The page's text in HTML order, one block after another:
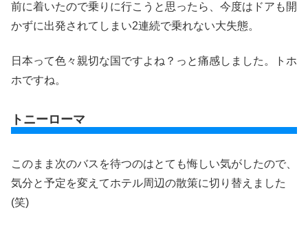
前に着いたので乗りに行こうと思ったら、今度はドアも開
かずに出発されてしまい2連続で乗れない大失態。
日本って色々親切な国ですよね？っと痛感しました。トホ
ホですね。
トニーローマ
このまま次のバスを待つのはとても悔しい気がしたので、
気分と予定を変えてホテル周辺の散策に切り替えました
(笑)